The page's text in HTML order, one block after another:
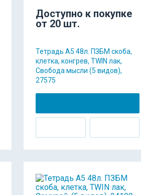
Доступно к покупке
от 20 шт.
Тетрадь А5 48л. ПЗБМ скоба,
клетка, конгрев, TWIN лак,
Свобода мысли (5 видов),
27575